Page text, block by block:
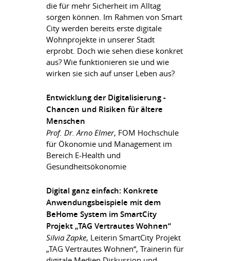
die für mehr Sicherheit im Alltag
sorgen können. Im Rahmen von Smart
City werden bereits erste digitale
Wohnprojekte in unserer Stadt
erprobt. Doch wie sehen diese konkret
aus? Wie funktionieren sie und wie
wirken sie sich auf unser Leben aus?
Entwicklung der Digitalisierung -
Chancen und Risiken für ältere
Menschen
Prof. Dr. Arno Elmer, FOM Hochschule
für Ökonomie und Management im
Bereich E-Health und
Gesundheitsökonomie
Digital ganz einfach: Konkrete
Anwendungsbeispiele mit dem
BeHome System im SmartCity
Projekt „TAG Vertrautes Wohnen“
Silvia Zapke, Leiterin SmartCity Projekt
„TAG Vertrautes Wohnen“, Trainerin für